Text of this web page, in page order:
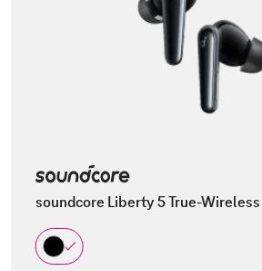
soundcore Liberty 5 True-